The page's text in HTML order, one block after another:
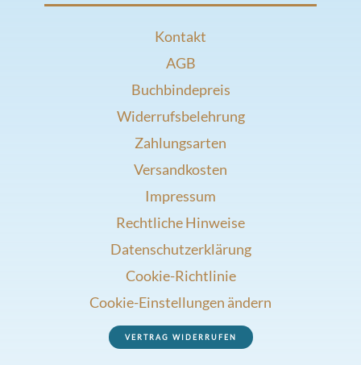
Kontakt
AGB
Buchbindepreis
Widerrufsbelehrung
Zahlungsarten
Versandkosten
Impressum
Rechtliche Hinweise
Datenschutzerklärung
Cookie-Richtlinie
Cookie-Einstellungen ändern
VERTRAG WIDERRUFEN